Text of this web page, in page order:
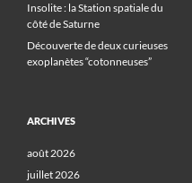
Insolite : la Station spatiale du
côté de Saturne
Découverte de deux curieuses
exoplanètes “cotonneuses”
ARCHIVES
août 2026
juillet 2026